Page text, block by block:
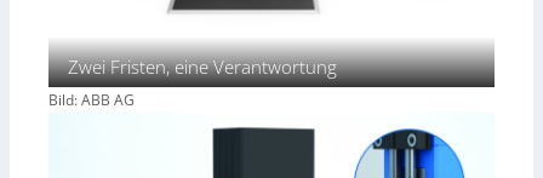
Zwei Fristen, eine Verantwortung
Bild: ABB AG